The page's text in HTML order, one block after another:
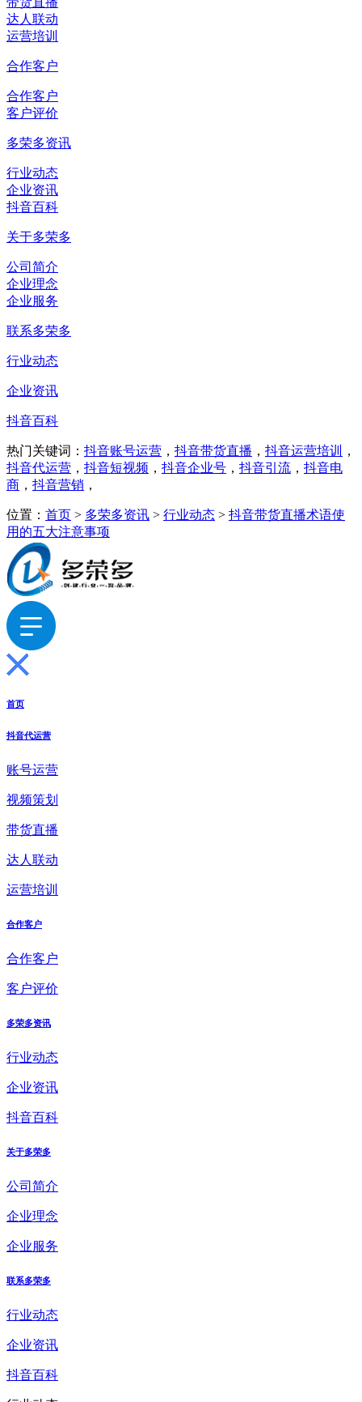
达人联动
运营培训
合作客户
合作客户
客户评价
多荣多资讯
行业动态
企业资讯
抖音百科
关于多荣多
公司简介
企业理念
企业服务
联系多荣多
行业动态
企业资讯
抖音百科
热门关键词： 抖音账号运营 ， 抖音带货直播 ， 抖音运营培训
，
抖音代运营 ， 抖音短视频 ， 抖音企业号 ， 抖音引流 ， 抖音电
商 ， 抖音营销 ，
位置： 首页 > 多荣多资讯 > 行业动态 > 抖音带货直播术语使
用的五大注意事项
首页
抖音代运营
账号运营
视频策划
带货直播
达人联动
运营培训
合作客户
合作客户
客户评价
多荣多资讯
行业动态
企业资讯
抖音百科
关于多荣多
公司简介
企业理念
企业服务
联系多荣多
行业动态
企业资讯
抖音百科